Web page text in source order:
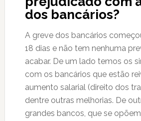
dos bancários?
A greve dos bancários
18 dias e não tem nenhuma
acabar. De um lado temos os
com os bancários que estão
aumento salarial (direito dos
dentre outras melhorias. De
grandes bancos, que se